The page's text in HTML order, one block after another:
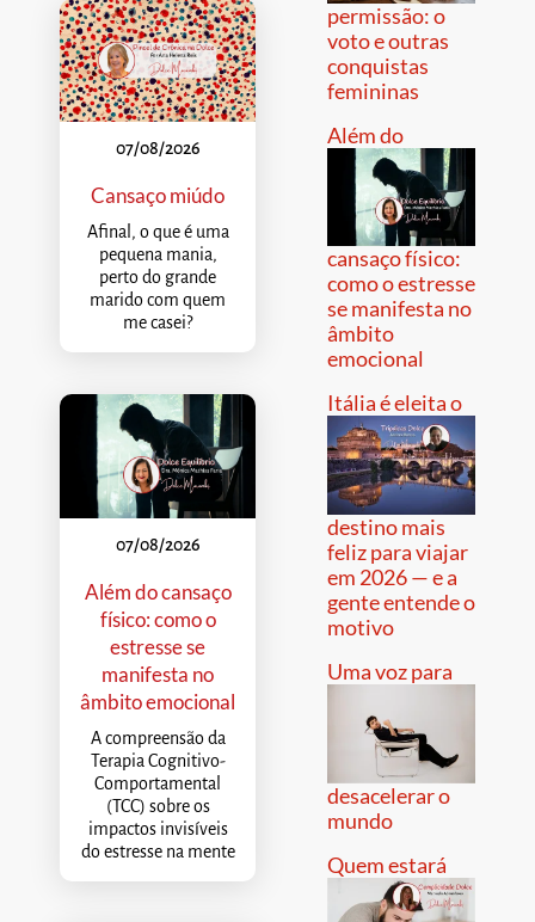
07/08/2026
Cansaço miúdo
Afinal, o que é uma
pequena mania,
perto do grande
marido com quem
me casei?
07/08/2026
Além do cansaço
físico: como o
estresse se
manifesta no
âmbito emocional
A compreensão da
Terapia Cognitivo-
Comportamental
(TCC) sobre os
impactos invisíveis
do estresse na mente
permissão: o
voto e outras
conquistas
femininas
Além do
cansaço físico:
como o estresse
se manifesta no
âmbito
emocional
Itália é eleita o
destino mais
feliz para viajar
em 2026 — e a
gente entende o
motivo
Uma voz para
desacelerar o
mundo
Quem estará